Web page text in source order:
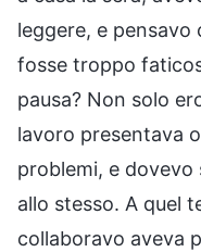
leggere, e
fosse troppo
pausa? Non solo
lavoro presentava
problemi, e
allo stesso. A quel
collaboravo aveva